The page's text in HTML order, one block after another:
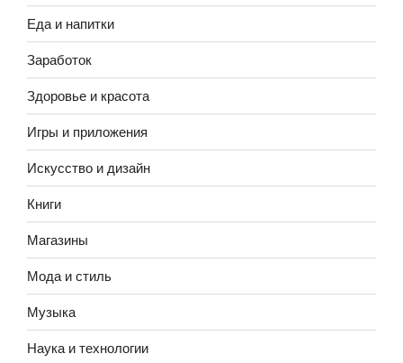
Еда и напитки
Заработок
Здоровье и красота
Игры и приложения
Искусство и дизайн
Книги
Магазины
Мода и стиль
Музыка
Наука и технологии